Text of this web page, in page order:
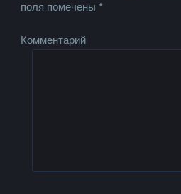
поля помечены*
Комментарий